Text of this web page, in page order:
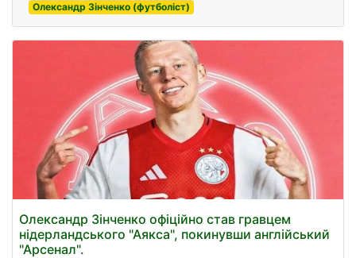
Олександр Зінченко (футболіст)
Олександр Зінченко офіційно став гравцем
нідерландського "Аякса", покинувши англійський
"Арсенал".